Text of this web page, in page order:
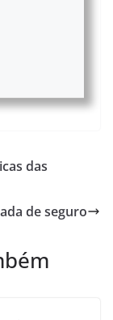
das
de seguro